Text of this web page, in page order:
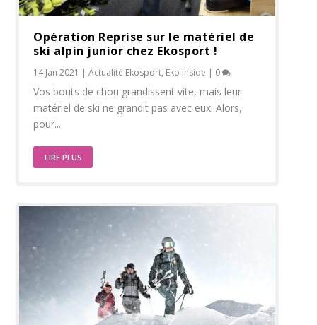
Opération Reprise sur le matériel de
ski alpin junior chez Ekosport !
14 Jan 2021 |Actualité Ekosport, Eko inside | 0
Vos bouts de chou grandissent vite, mais leur
matériel de ski ne grandit pas avec eux. Alors,
pour...
LIRE PLUS